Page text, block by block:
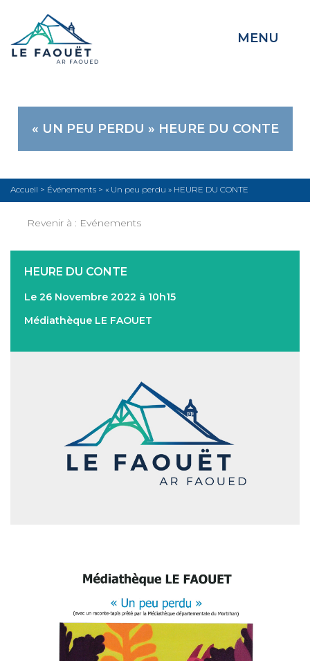
MENU
« UN PEU PERDU » HEURE DU CONTE
Accueil > Événements > « Un peu perdu » HEURE DU CONTE
Revenir à : Evénements
HEURE DU CONTE
Le 26 Novembre 2022 à 10h15
Médiathèque LE FAOUET